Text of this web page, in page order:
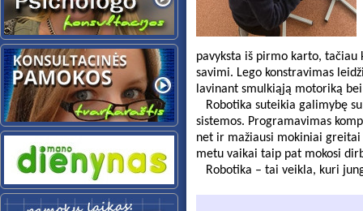
pavyksta iš pirmo karto,
savimi. Lego konstravimas
Robotika suteikia galimybę
sistemos. Programavimas
net ir mažiausi mokiniai
Robotika – tai veikla, kuri